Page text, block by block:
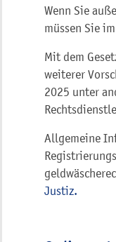
Wenn Sie
müssen Sie
Mit dem
weiterer
2025 unter
Allgemeine
Justiz.